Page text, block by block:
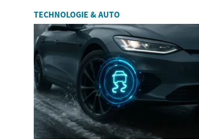
TECHNOLOGIE & AUTO